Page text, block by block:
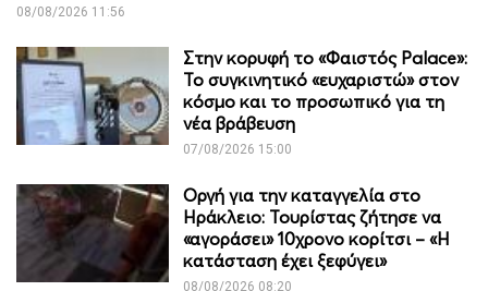
08/08/2026 11:56
Στην κορυφή το «Φαιστός Palace»:
Το συγκινητικό «ευχαριστώ» στον
κόσμο και το προσωπικό για τη
νέα βράβευση
07/08/2026 15:00
Οργή για την καταγγελία στο
Ηράκλειο: Τουρίστας ζήτησε να
«αγοράσει» 10χρονο κορίτσι – «Η
κατάσταση έχει ξεφύγει»
08/08/2026 08:20